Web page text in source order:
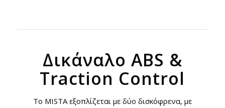
Δικάναλο ABS &
Traction Control
Το MISTA εξοπλίζεται με δύο δισκόφρενα, με